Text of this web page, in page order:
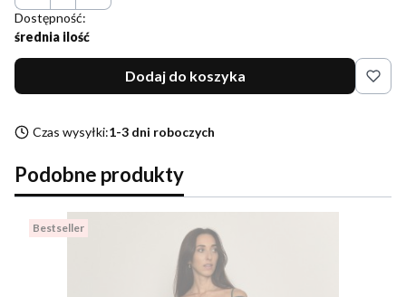
Dostępność:
średnia ilość
Dodaj do koszyka
Czas wysyłki:1-3 dni roboczych
Podobne produkty
Bestseller